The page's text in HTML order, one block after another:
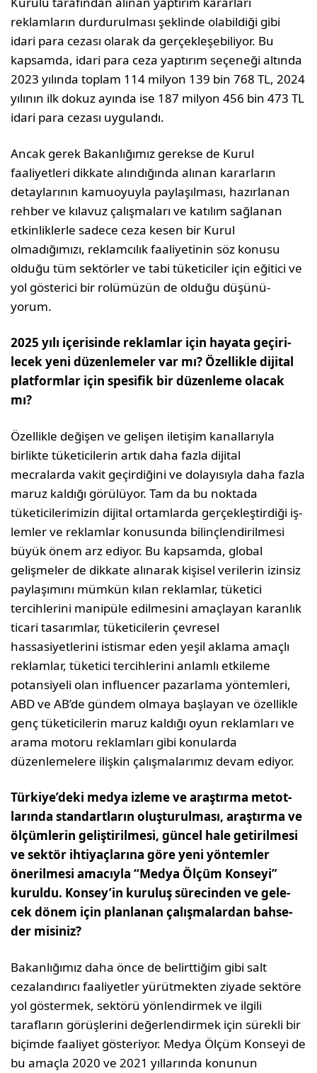
reklamların durdurulması şeklinde olabildiği gibi
idari para cezası olarak da gerçekleşebiliyor. Bu
kapsamda, idari para ceza yaptırım seçeneği altında
2023 yılında toplam 114 milyon 139 bin 768 TL, 2024
yılının ilk dokuz ayında ise 187 milyon 456 bin 473 TL
idari para cezası uygulandı.
Ancak gerek Bakanlığımız gerekse de Kurul
faaliyetleri dikkate alındığında alınan kararların
detaylarının ka­muoyuyla paylaşılması, hazırlanan
rehber ve kılavuz çalışmaları ve katılım sağlanan
etkinliklerle sadece ceza kesen bir Kurul
olmadığımızı, reklamcılık faaliyetinin söz konusu
olduğu tüm sektörler ve tabi tüketiciler için eğitici ve
yol gösterici bir rolümüzün de olduğu düşünü­
yorum.
2025 yılı içerisinde reklamlar için hayata geçiri­
lecek yeni düzenlemeler var mı? Özellikle dijital
platformlar için spesifik bir düzenleme olacak
mı?
Özellikle değişen ve gelişen ile­tişim kanallarıyla
birlikte tüke­ticilerin artık daha fazla dijital
mecralarda vakit geçirdiğini ve dolayısıyla daha fazla
maruz kaldığı görülüyor. Tam da bu noktada
tüketicilerimizin dijital ortamlarda gerçekleştirdiği iş­
lemler ve reklamlar konusunda bilinçlendirilmesi
büyük önem arz ediyor. Bu kapsamda, global
gelişmeler de dikkate alınarak kişisel verilerin izinsiz
paylaşı­mını mümkün kılan reklamlar, tüketici
tercihlerini manipüle edilmesini amaçlayan karanlık
ticari tasarımlar, tüketi­cilerin çevresel
hassasiyetlerini istismar eden yeşil akla­ma amaçlı
reklamlar, tüketici tercihlerini anlamlı etki­leme
potansiyeli olan influencer pazarlama yöntemleri,
ABD ve AB’de gündem olmaya başlayan ve özellikle
genç tüketicilerin maruz kaldığı oyun reklamları ve
arama motoru reklamları gibi konularda
düzenlemelere ilişkin çalışmalarımız devam ediyor.
Türkiye’deki medya izleme ve araştırma metot­
larında standartların oluşturulması, araştırma ve
ölçümlerin geliştirilmesi, güncel hale getiril­mesi
ve sektör ihtiyaçlarına göre yeni yöntemler
önerilmesi amacıyla “Medya Ölçüm Konseyi”
kuruldu. Konsey’in kuruluş sürecinden ve gele­
cek dönem için planlanan çalışmalardan bahse­
der misiniz?
Bakanlığımız daha önce de belirttiğim gibi salt
cezalan­dırıcı faaliyetler yürütmekten ziyade sektöre
yol göster­mek, sektörü yönlendirmek ve ilgili
tarafların görüşlerini değerlendir­mek için sürekli bir
biçimde faaliyet gösteriyor. Medya Ölçüm Konseyi de
bu amaçla 2020 ve 2021 yıllarında konunun